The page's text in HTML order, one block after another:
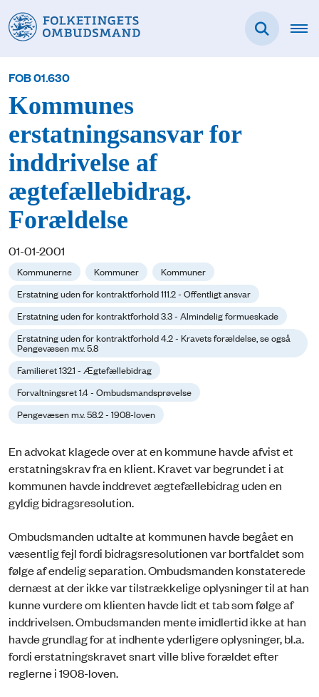
FOB 01.630
Kommunes
erstatningsansvar for
inddrivelse af
ægtefællebidrag.
Forældelse
01-01-2001
Kommunerne Kommuner
Kommuner
Erstatning uden for kontraktforhold 111.2 - Offentligt ansvar
Erstatning uden for kontraktforhold 3.3 - Almindelig formueskade
Erstatning uden for kontraktforhold 4.2 - Kravets forældelse, se også
Pengevæsen m.v. 5.8
Familieret 132.1 - Ægtefællebidrag
Forvaltningsret 1.4 - Ombudsmandsprøvelse
Pengevæsen m.v. 58.2 - 1908-loven
En advokat klagede over at en kommune havde afvist et
erstatningskrav fra en klient. Kravet var begrundet i at
kommunen havde inddrevet ægtefællebidrag uden en
gyldig bidragsresolution.
Ombudsmanden udtalte at kommunen havde begået en
væsentlig fejl fordi bidragsresolutionen var bortfaldet som
følge af endelig separation. Ombudsmanden konstaterede
dernæst at der ikke var tilstrækkelige oplysninger til at han
kunne vurdere om klienten havde lidt et tab som følge af
inddrivelsen. Ombudsmanden mente imidlertid ikke at han
havde grundlag for at indhente yderligere oplysninger, bl.a.
fordi erstatningskravet snart ville blive forældet efter
reglerne i 1908-loven.